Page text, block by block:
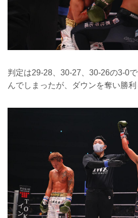
判定は29-28、30-27、30-26の3-0
んでしまったが、ダウンを奪い勝利